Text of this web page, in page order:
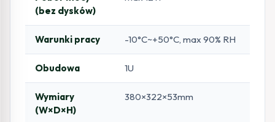
(bez dysków)
Warunki pracy -10°C~+50°C, max 90% RH
Obudowa 1U
Wymiary
(W×D×H)
380×322×53mm